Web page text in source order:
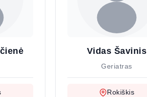
Vidas Šavinis
Geriatras
Rokiškis